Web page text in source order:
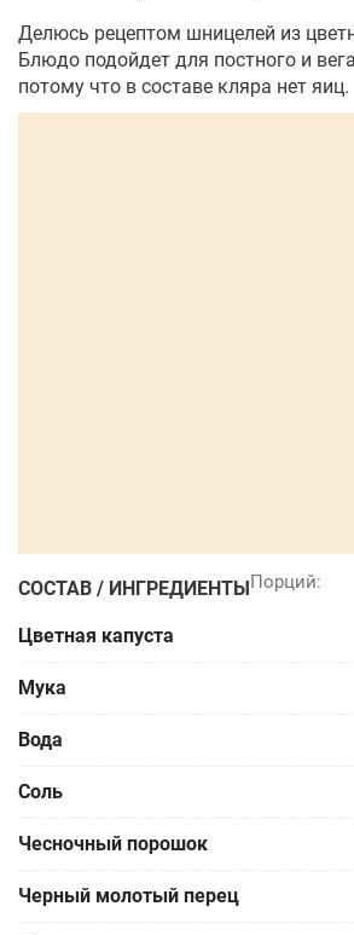
Делюсь рецептом шницелей из
Блюдо подойдет для постного и
потому что в составе кляра нет яиц.
СОСТАВ / ИНГРЕДИЕНТЫ
Цветная капуста
Мука
Вода
Соль
Чесночный порошок
Черный молотый перец